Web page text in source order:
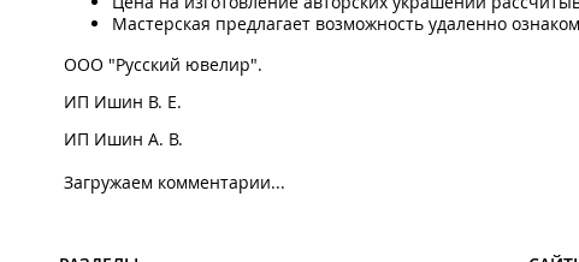
Мастерская предлагает возможность удаленно
ООО "Русский ювелир".
ИП Ишин В. Е.
ИП Ишин А. В.
Загружаем комментарии...